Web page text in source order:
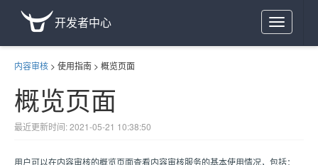
Toggle
navigation
开发者中心
内容审核 > 使用指南 > 概览页面
概览页面
最近更新时间: 2021-05-21 10:38:50
用户可以在内容审核的概览页面查看内容审核服务的基本使用情况，包括：